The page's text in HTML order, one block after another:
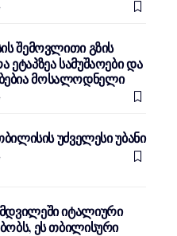
შემოვლითი გზის
ეტაპზეა სამუშაოები და
მოსალოდნელი
უძველესი უბანი
იტალიური
ეს თბილისური